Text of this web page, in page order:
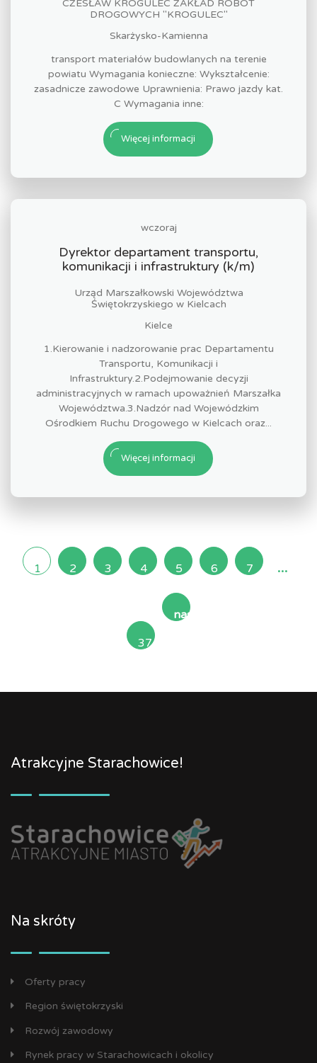
CZESŁAW KROGULEC ZAKŁAD ROBÓT
DROGOWYCH "KROGULEC"
Skarżysko-Kamienna
transport materiałów budowlanych na terenie
powiatu Wymagania konieczne: Wykształcenie:
zasadnicze zawodowe Uprawnienia: Prawo jazdy kat.
C Wymagania inne:
Więcej informacji
wczoraj
Dyrektor departament transportu,
komunikacji i infrastruktury (k/m)
Urząd Marszałkowski Województwa
Świętokrzyskiego w Kielcach
Kielce
1.Kierowanie i nadzorowanie prac Departamentu
Transportu, Komunikacji i
Infrastruktury.2.Podejmowanie decyzji
administracyjnych w ramach upoważnień Marszałka
Województwa.3.Nadzór nad Wojewódzkim
Ośrodkiem Ruchu Drogowego w Kielcach oraz...
Więcej informacji
1 2 3 4 5 6 7 ...
37
następna
Atrakcyjne Starachowice!
Na skróty
Oferty pracy
Region świętokrzyski
Rozwój zawodowy
Rynek pracy w Starachowicach i okolicy